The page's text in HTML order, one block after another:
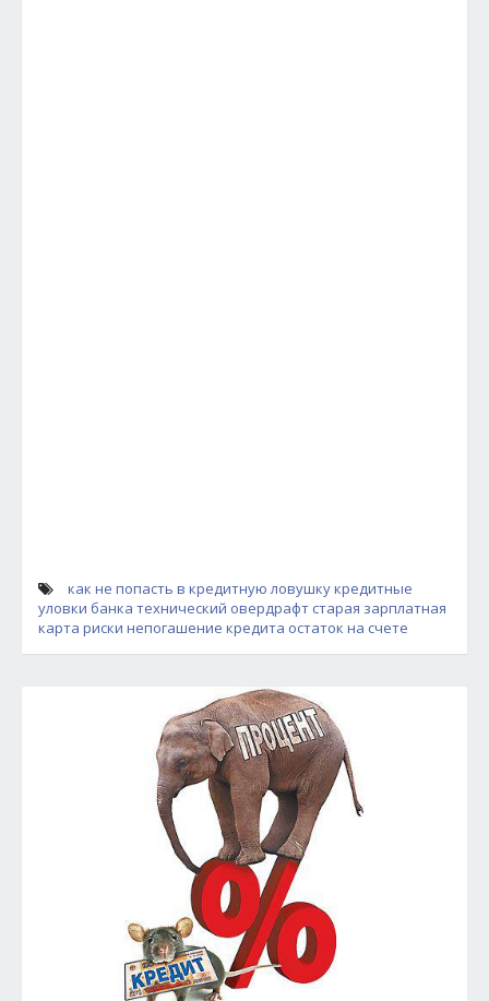
как не попасть в кредитную ловушкукредитные
уловки банка технический овердрафт старая зарплатная
карта риски непогашение кредита остаток на счете